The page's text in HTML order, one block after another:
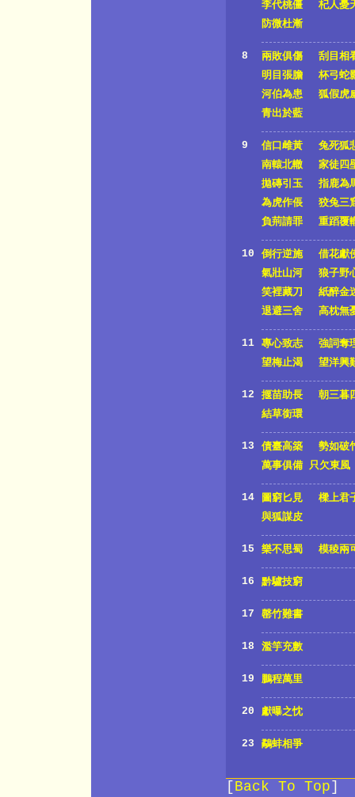
李代桃僵
杞人憂
防微杜漸
8 兩敗俱傷
刮目相
明目張膽
杯弓蛇
河伯為患
狐假虎
青出於藍
9 信口雌黃
兔死狐
南轅北轍
家徒四
拋磚引玉
指鹿為
為虎作倀
狡兔三
負荊請罪
重蹈覆
10 倒行逆施
借花獻
氣壯山河
狼子野
笑裡藏刀
紙醉金
退避三舍
高枕無
11 專心致志
強詞奪
望梅止渴
望洋興
12 揠苗助長
朝三暮
結草銜環
13 債臺高築
勢如破
萬事俱備 只欠東風
14 圖窮匕見
樑上君
與狐謀皮
15 樂不思蜀 模稜兩
16 黔驢技窮
17 罄竹難書
18 濫竽充數
19 鵬程萬里
20 獻曝之忱
23 鷸蚌相爭
[Back To Top]